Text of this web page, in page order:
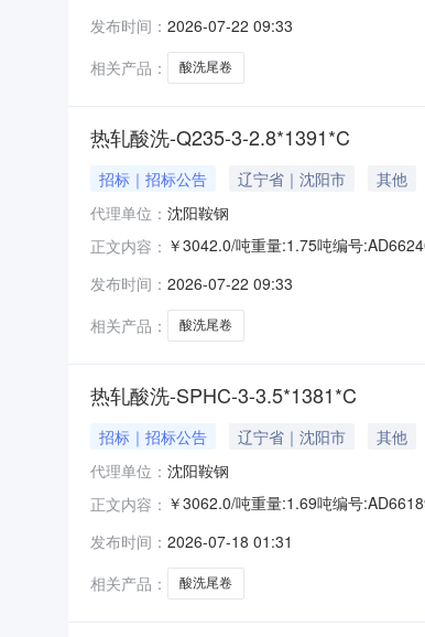
求产线名称:冷轧1#线锌层重量代码
发布时间： 2026-07-22 09:33
相关产品：
酸洗尾卷
热轧酸洗-Q235-3-2.8*1391*C
招标｜招标公告 辽宁省｜沈阳市 其他
代理单位： 沈阳鞍钢
正文内容： ￥3042.0/吨重量:1.75吨编号
产线名称:冷轧1#线锌层重量代码描
发布时间： 2026-07-22 09:33
相关产品：
酸洗尾卷
热轧酸洗-SPHC-3-3.5*1381*C
招标｜招标公告 辽宁省｜沈阳市 其他
代理单位： 沈阳鞍钢
正文内容： ￥3062.0/吨重量:1.69吨编号
求产线名称:冷轧1#线锌层重量代码
发布时间： 2026-07-18 01:31
相关产品：
酸洗尾卷